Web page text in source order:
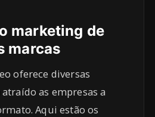
marketing de
marcas
oferece diversas
as empresas a
Aqui estão os